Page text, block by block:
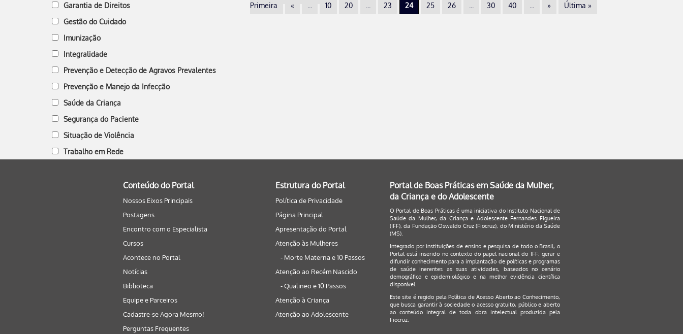
Garantia de Direitos
Gestão do Cuidado
Imunização
Integralidade
Prevenção e Detecção de Agravos Prevalentes
Prevenção e Manejo da Infecção
Saúde da Criança
Segurança do Paciente
Situação de Violência
Trabalho em Rede
Primeira
« 10 20 23 24 25 26 30 40 » Última »
Conteúdo do Portal
Nossos Eixos Principais
Postagens
Encontro com o Especialista
Cursos
Acontece no Portal
Notícias
Biblioteca
Equipe e Parceiros
Cadastre-se Agora Mesmo!
Perguntas Frequentes
Estrutura do Portal
Política de Privacidade
Página Principal
Apresentação do Portal
Atenção às Mulheres
- Morte Materna e 10 Passos
Atenção ao Recém Nascido
- Qualineo e 10 Passos
Atenção à Criança
Atenção ao Adolescente
Portal de Boas Práticas em Saúde da Mulher,
da Criança e do Adolescente
O Portal de Boas Práticas é uma iniciativa do Instituto Nacional de
Saúde da Mulher, da Criança e Adolescente Fernandes Figueira
(IFF), da Fundação Oswaldo Cruz (Fiocruz), do Ministério da Saúde
(MS).
Integrado por instituições de ensino e pesquisa de todo o Brasil, o
Portal está inserido no contexto do papel nacional do IFF: gerar e
difundir conhecimento para a implantação de políticas e programas
de saúde inerentes as suas atividades, baseados no cenário
demográfico e epidemiológico e na melhor evidência científica
disponível.
Este site é regido pelaPolítica de Acesso Aberto ao Conhecimento,
que busca garantir à sociedade o acesso gratuito, público e aberto
ao conteúdo integral de toda obra intelectual produzida pela
Fiocruz.